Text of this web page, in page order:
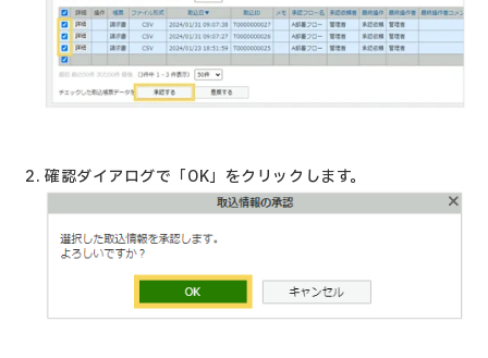
確認ダイアログで「OK」をクリックします。